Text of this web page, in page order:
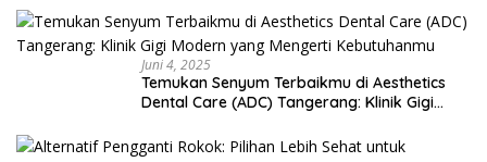
Juni 4, 2025
Temukan Senyum Terbaikmu di Aesthetics
Dental Care (ADC) Tangerang: Klinik Gigi